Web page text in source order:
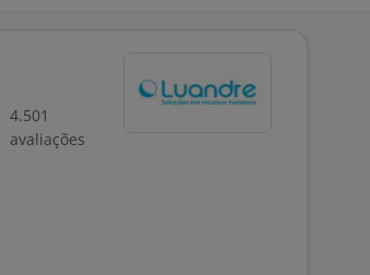
4.501
avaliações